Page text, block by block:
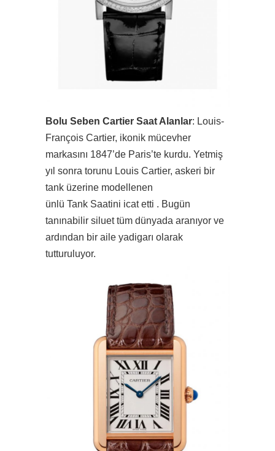
Bolu Seben Cartier Saat Alanlar: Louis-
François Cartier, ikonik mücevher
markasını 1847’de Paris’te kurdu. Yetmiş
yıl sonra torunu Louis Cartier, askeri bir
tank üzerine modellenen
ünlü Tank Saatini icat etti . Bugün
tanınabilir siluet tüm dünyada aranıyor ve
ardından bir aile yadigarı olarak
tutturuluyor.